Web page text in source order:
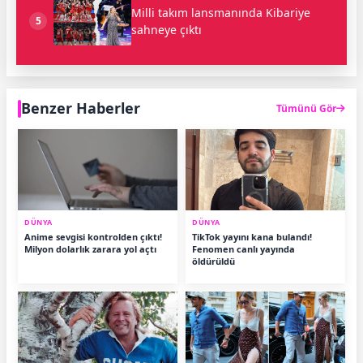
5
Milli takım lansmanında Kibariye
sahneye çıktı
Benzer Haberler Tümünü Gör
DÜNYA
Anime sevgisi kontrolden çıktı!
Milyon dolarlık zarara yol açtı
DÜNYA
TikTok yayını kana bulandı!
Fenomen canlı yayında
öldürüldü